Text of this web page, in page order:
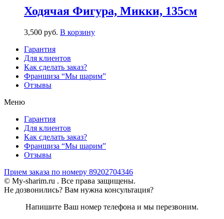
Ходячая Фигура, Микки, 135см
3,500 руб. В корзину
Гарантия
Для клиентов
Как сделать заказ?
Франшиза “Мы шарим”
Отзывы
Меню
Гарантия
Для клиентов
Как сделать заказ?
Франшиза “Мы шарим”
Отзывы
Прием заказа по номеру 89202704346
© My-sharim.ru . Все права защищены.
Не дозвонились? Вам нужна консультация?
Напишите Ваш номер телефона и мы перезвоним.